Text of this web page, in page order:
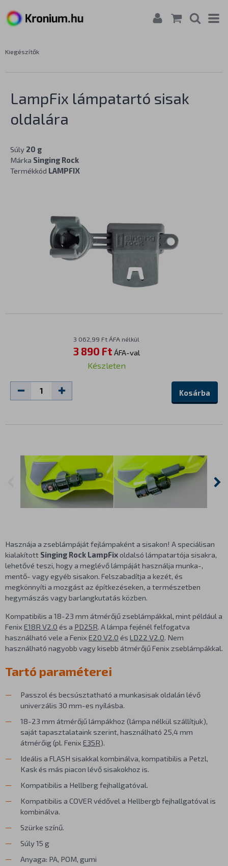
Kiegészítők
LampFix lámpatartó sisak
oldalára
Súly 20 g
Márka Singing Rock
Termékkód LAMPFIX
3 062,99 Ft ÁFA nélkül
3 890 Ft ÁFA-val
Készleten
Kosárba
Hasznája a zseblámpáját fejlámpaként a sisakon! A speciálisan
kialakított Singing Rock LampFixoldalsó lámpatartója sisakra,
lehetővé teszi, hogy a meglévő lámpáját használja munka-,
mentő- vagy egyéb sisakon. Felszabadítja a kezét, és
megkönnyíti a mozgást az építkezéseken, a természetben
hegymászás vagy barlangkutatás közben.
Kompatibilis a 18-23 mm átmérőjű zseblámpákkal, mint például a
Fenix E18R V2.0 és a PD25R. A lámpa fejénél felfogatva
használható vele a Fenix E20 V2.0 és LD22 V2.0. Nem
használható nagyobb vagy kisebb átmérőjű Fenix zseblámpákkal.
Tartó paraméterei
Passzol és becsúsztatható a munkasisak oldalán lévő
univerzális 30 mm-es nyílásba.
18-23 mm átmérőjű lámpákhoz (lámpa nélkül szállítjuk),
saját tapasztalataink szerint, használható 25,4 mm
átmérőig (pl. Fenix E35R).
Ideális a FLASH sisakkal kombinálva, kompatibilis a Petzl,
Kask és más piacon lévő sisakokhoz is.
Kompatibilis a Hellberg fejhallgatóval.
Kompatibilis a COVER védővel a Hellbergb fejhallgatóval is
kombinálva.
Szürke színű.
Súly 15 g
Anyaga: PA, POM, gumi